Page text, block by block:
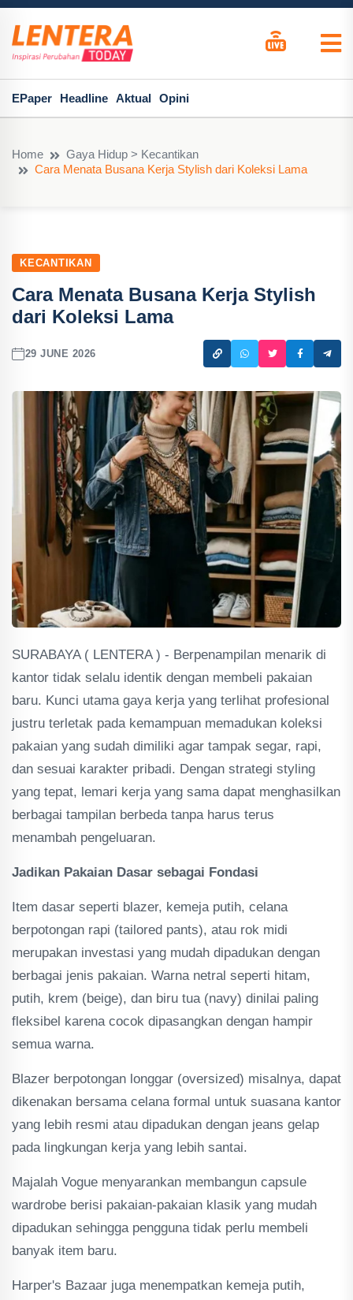
EPaper Headline Aktual Opini
Home
Gaya Hidup > Kecantikan
Cara Menata Busana Kerja Stylish dari Koleksi Lama
KECANTIKAN
Cara Menata Busana Kerja Stylish
dari Koleksi Lama
29 JUNE 2026
SURABAYA ( LENTERA ) - Berpenampilan menarik di
kantor tidak selalu identik dengan membeli pakaian
baru. Kunci utama gaya kerja yang terlihat profesional
justru terletak pada kemampuan memadukan koleksi
pakaian yang sudah dimiliki agar tampak segar, rapi,
dan sesuai karakter pribadi. Dengan strategi styling
yang tepat, lemari kerja yang sama dapat menghasilkan
berbagai tampilan berbeda tanpa harus terus
menambah pengeluaran.
Jadikan Pakaian Dasar sebagai Fondasi
Item dasar seperti blazer, kemeja putih, celana
berpotongan rapi (tailored pants), atau rok midi
merupakan investasi yang mudah dipadukan dengan
berbagai jenis pakaian. Warna netral seperti hitam,
putih, krem (beige), dan biru tua (navy) dinilai paling
fleksibel karena cocok dipasangkan dengan hampir
semua warna.
Blazer berpotongan longgar (oversized) misalnya, dapat
dikenakan bersama celana formal untuk suasana kantor
yang lebih resmi atau dipadukan dengan jeans gelap
pada lingkungan kerja yang lebih santai.
Majalah Vogue menyarankan membangun capsule
wardrobe berisi pakaian-pakaian klasik yang mudah
dipadukan sehingga pengguna tidak perlu membeli
banyak item baru.
Harper's Bazaar juga menempatkan kemeja putih,